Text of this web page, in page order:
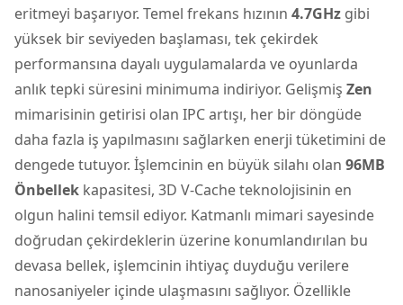
eritmeyi başarıyor. Temel frekans hızının 4.7GHz gibi
yüksek bir seviyeden başlaması, tek çekirdek
performansına dayalı uygulamalarda ve oyunlarda
anlık tepki süresini minimuma indiriyor. Gelişmiş Zen
mimarisinin getirisi olan IPC artışı, her bir döngüde
daha fazla iş yapılmasını sağlarken enerji tüketimini de
dengede tutuyor. İşlemcinin en büyük silahı olan 96MB
Önbellek kapasitesi, 3D V-Cache teknolojisinin en
olgun halini temsil ediyor. Katmanlı mimari sayesinde
doğrudan çekirdeklerin üzerine konumlandırılan bu
devasa bellek, işlemcinin ihtiyaç duyduğu verilere
nanosaniyeler içinde ulaşmasını sağlıyor. Özellikle